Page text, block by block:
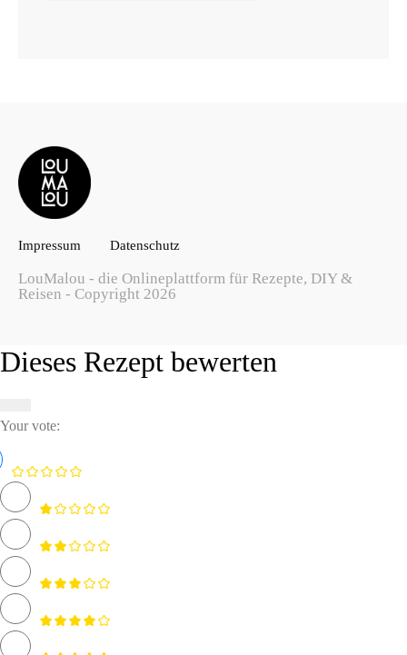
Impressum Datenschutz
LouMalou - die Onlineplattform für Rezepte, DIY &
Reisen - Copyright 2026
Dieses Rezept bewerten
Your vote: